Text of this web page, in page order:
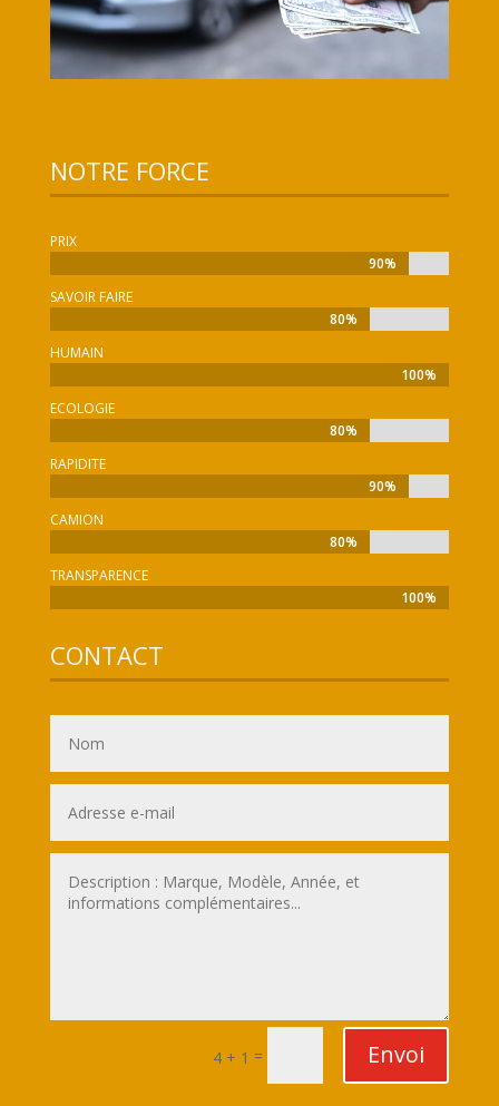
NOTRE FORCE
PRIX
90%
90%
SAVOIR FAIRE
80%
80%
HUMAIN
100%
100%
ECOLOGIE
80%
80%
RAPIDITE
90%
90%
CAMION
80%
80%
TRANSPARENCE
100%
100%
CONTACT
4 + 1 = Envoi